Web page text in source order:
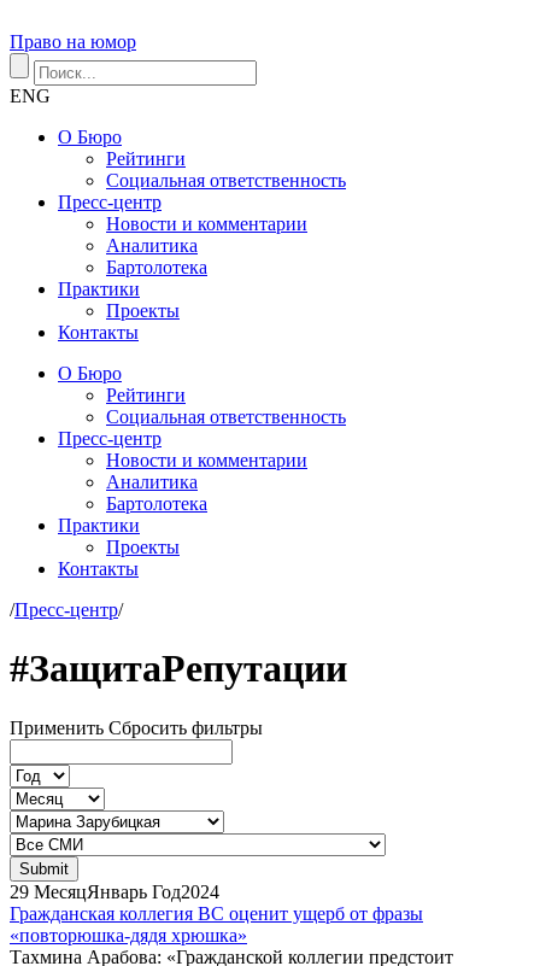
Право на юмор
ENG
О Бюро
Рейтинги
Социальная ответственность
Пресс-центр
Новости и комментарии
Аналитика
Бартолотека
Практики
Проекты
Контакты
О Бюро
Рейтинги
Социальная ответственность
Пресс-центр
Новости и комментарии
Аналитика
Бартолотека
Практики
Проекты
Контакты
/Пресс-центр/
#ЗащитаРепутации
Применить Сбросить фильтры
29 МесяцЯнварь Год2024
Гражданская коллегия ВС оценит ущерб от фразы
«повторюшка-дядя хрюшка»
Тахмина Арабова: «Гражданской коллегии предстоит